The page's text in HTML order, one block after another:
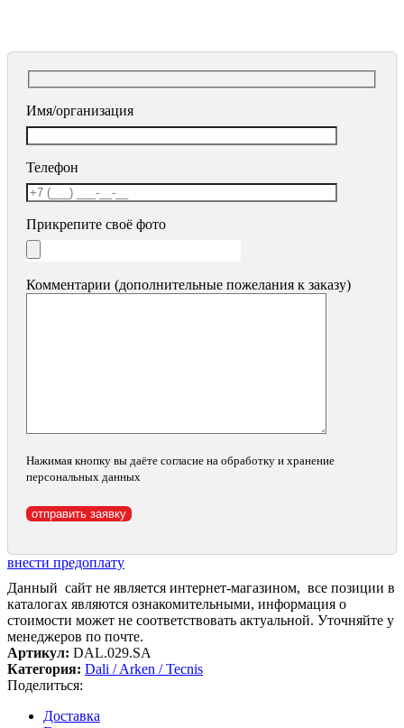
Имя/организация
Телефон
Прикрепите своё фото
Комментарии (дополнительные пожелания к заказу)
Нажимая кнопку вы даёте согласие на обработку и хранение
персональных данных
внести предоплату
Данный сайт не является интернет-магазином, все позиции в
каталогах являются ознакомительными, информация о
стоимости может не соответствовать актуальной. Уточняйте у
менеджеров по почте.
Артикул: DAL.029.SA
Категория: Dali / Arken / Tecnis
Поделиться:
Доставка